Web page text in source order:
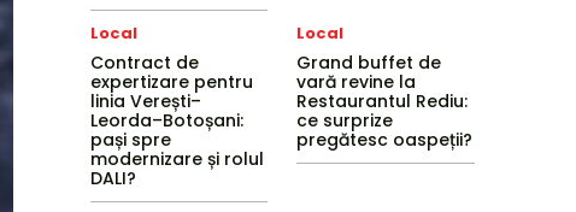
Local
Contract de
expertizare pentru
linia Verești–
Leorda–Botoșani:
pași spre
modernizare și rolul
DALI?
Local
Grand buffet de
vară revine la
Restaurantul Rediu:
ce surprize
pregătesc oaspeții?